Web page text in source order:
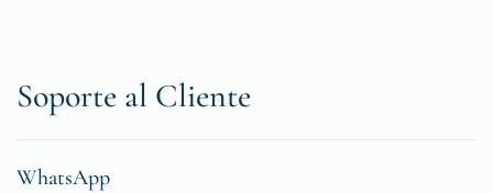
Soporte al Cliente
WhatsApp